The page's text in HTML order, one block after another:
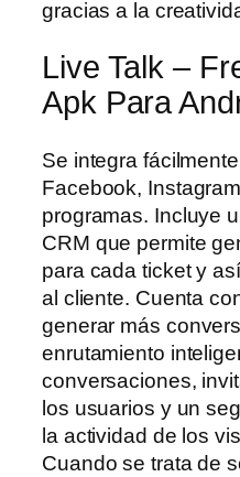
gracias a la
Live Talk –
Apk Para
Se integra
Facebook,
programas. Incluye
CRM que permite
para cada ticket y
al cliente. Cuenta
generar más
enrutamiento
conversaciones,
los usuarios y un
la actividad de los
Cuando se trata de